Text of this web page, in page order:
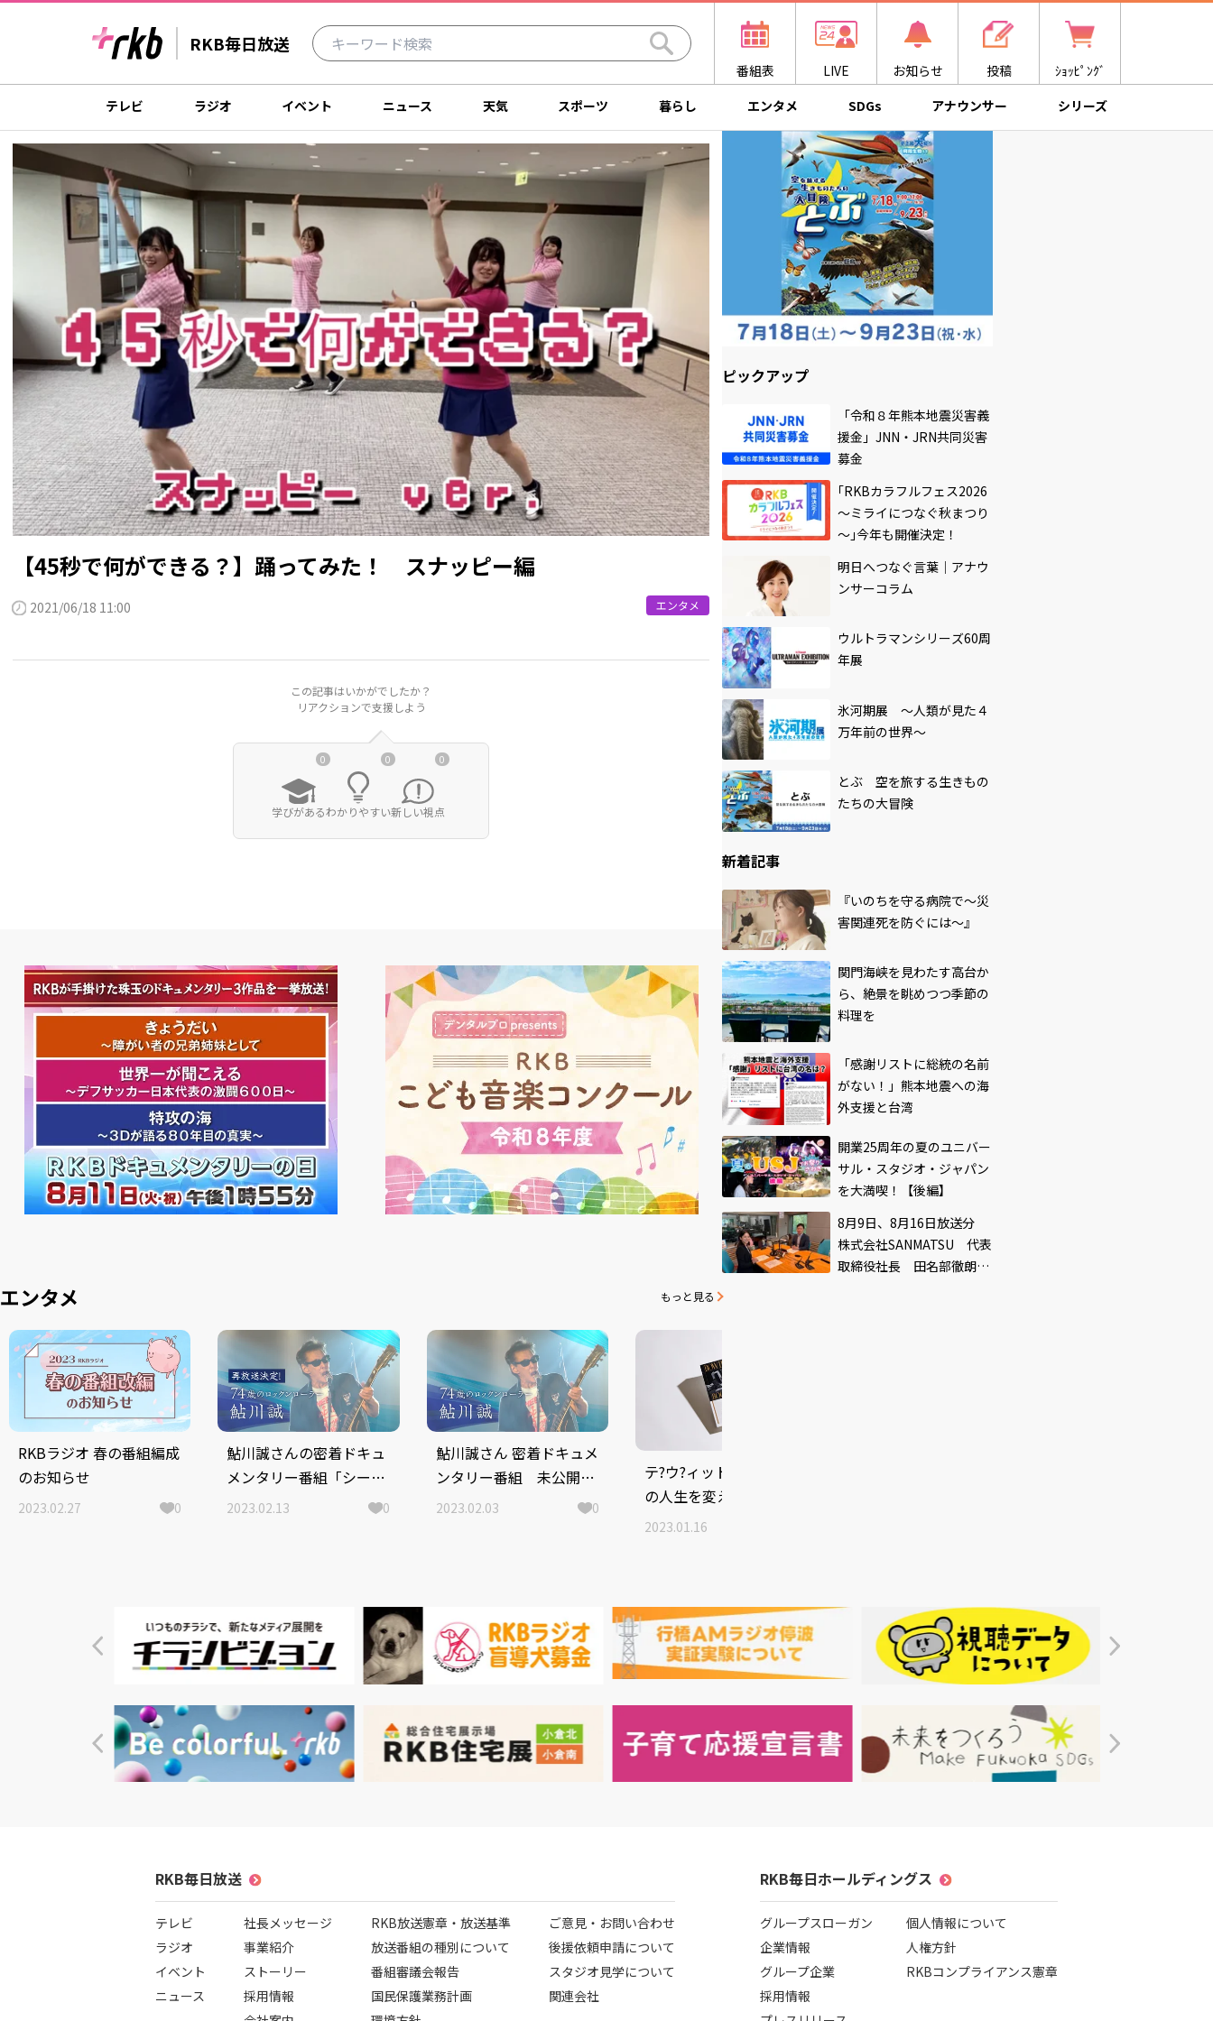
RKB毎日放送
番組表 LIVE お知らせ 投稿
ｼｮｯﾋﾟﾝｸﾞ
テレビ
ラジオ イベント ニュース 天気 スポーツ 暮らし エンタメ SDGs アナウンサー シリーズ
【45秒で何ができる？】踊ってみた！ スナッピー編
2021/06/18 11:00 エンタメ
この記事はいかがでしたか？
リアクションで支援しよう
0
学びがある
0
わかりやすい
0
新しい視点
エンタメ もっと見る
RKBラジオ 春の番組編成
のお知らせ
2023.02.27 0
鮎川誠さんの密着ドキュ
メンタリー番組「シーナ
＆ロケッツ 鮎川誠と家
2023.02.13 0
鮎川誠さん 密着ドキュメ
ンタリー番組 未公開映
像を追加したオリジナル
2023.02.03 0
テ?ウ?ィット?・ホ?ウイ
の人生を変えた100冊
2023.01.16
ピックアップ
「令和８年熊本地震災害義
援金」JNN・JRN共同災害
募金
｢RKBカラフルフェス2026
～ミライにつなぐ秋まつり
～｣今年も開催決定！
明日へつなぐ言葉｜アナウ
ンサーコラム
ウルトラマンシリーズ60周
年展
氷河期展 ～人類が見た４
万年前の世界～
とぶ 空を旅する生きもの
たちの大冒険
新着記事
『いのちを守る病院で～災
害関連死を防ぐには～』
関門海峡を見わたす高台か
ら、絶景を眺めつつ季節の
料理を
「感謝リストに総統の名前
がない！」熊本地震への海
外支援と台湾
開業25周年の夏のユニバー
サル・スタジオ・ジャパン
を大満喫！【後編】
8月9日、8月16日放送分
株式会社SANMATSU 代表
取締役社長 田名部徹朗さ
RKB毎日放送
テレビ
ラジオ
イベント
ニュース
社長メッセージ
事業紹介
ストーリー
採用情報
RKB放送憲章・放送基準
放送番組の種別について
番組審議会報告
国民保護業務計画
ご意見・お問い合わせ
後援依頼申請について
スタジオ見学について
関連会社
RKB毎日ホールディングス
グループスローガン
企業情報
グループ企業
採用情報
個人情報について
人権方針
RKBコンプライアンス憲章